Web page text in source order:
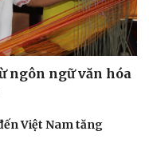
ngôn ngữ văn hóa
Việt Nam tăng